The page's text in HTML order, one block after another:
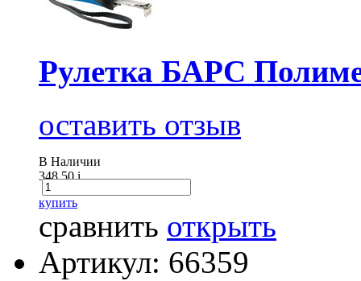
Рулетка БАРС
оставить отзыв
В Наличии
348.50i
купить
сравнить открыть
Артикул: 66359